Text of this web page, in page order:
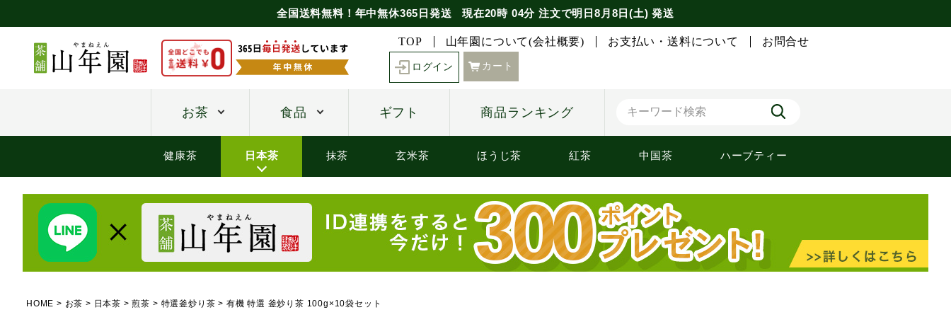
全国送料無料！年中無休365日発送 現在20時 04分 注文で明日8月8日(土) 発送
TOP 山年園について(会社概要) お支払い・送料について お問合せ
ログイン カート
お茶 食品 ギフト 商品ランキング
健康茶 日本茶 抹茶 玄米茶 ほうじ茶 紅茶 中国茶 ハーブティー
HOME お茶 日本茶 煎茶 特選釜炒り茶 有機 特選 釜炒り茶 100g×10袋セット